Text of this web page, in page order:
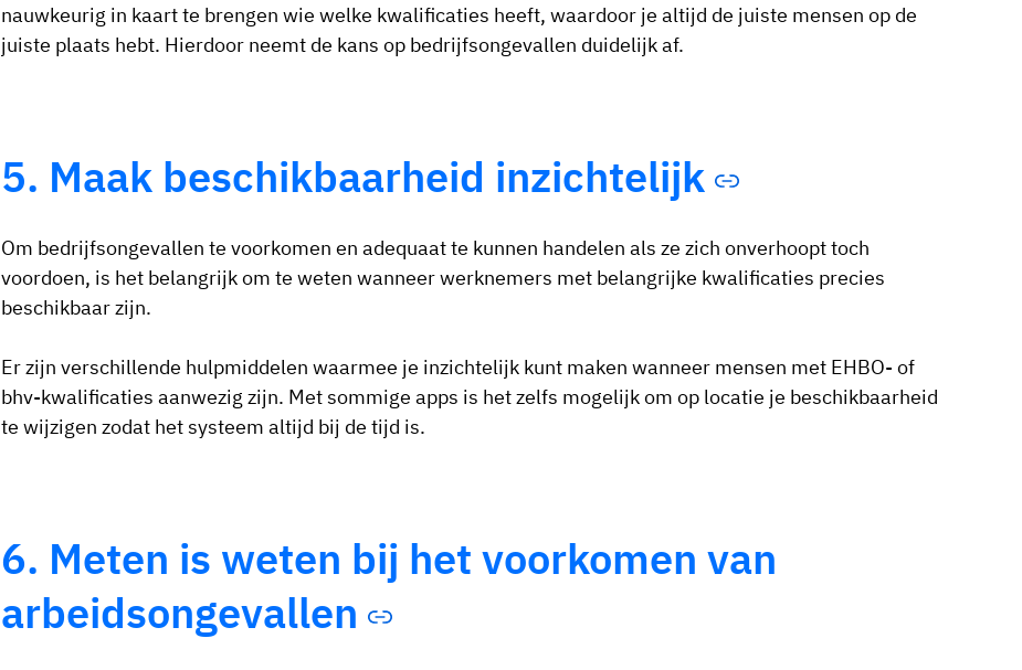
nauwkeurig in kaart te brengen wie welke kwalificaties heeft, waardoor je altijd de juiste mensen op de
juiste plaats hebt. Hierdoor neemt de kans op bedrijfsongevallen duidelijk af.
5. Maak beschikbaarheid inzichtelijk
Om bedrijfsongevallen te voorkomen en adequaat te kunnen handelen als ze zich onverhoopt toch
voordoen, is het belangrijk om te weten wanneer werknemers met belangrijke kwalificaties precies
beschikbaar zijn.
Er zijn verschillende hulpmiddelen waarmee je inzichtelijk kunt maken wanneer mensen met EHBO- of
bhv-kwalificaties aanwezig zijn. Met sommige apps is het zelfs mogelijk om op locatie je beschikbaarheid
te wijzigen zodat het systeem altijd bij de tijd is.
6. Meten is weten bij het voorkomen van
arbeidsongevallen